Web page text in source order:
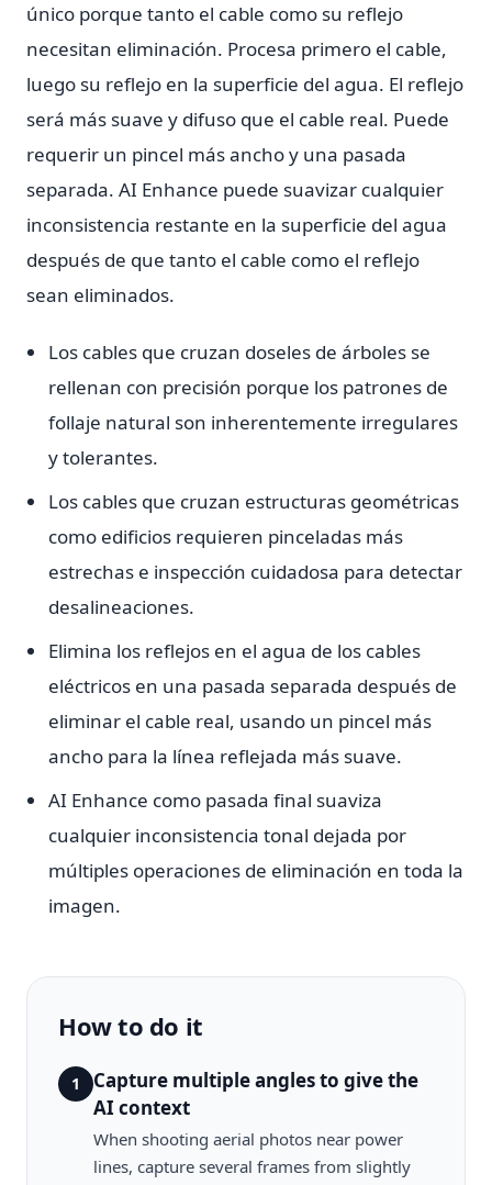
único porque tanto el cable como su reflejo
necesitan eliminación. Procesa primero el cable,
luego su reflejo en la superficie del agua. El reflejo
será más suave y difuso que el cable real. Puede
requerir un pincel más ancho y una pasada
separada. AI Enhance puede suavizar cualquier
inconsistencia restante en la superficie del agua
después de que tanto el cable como el reflejo
sean eliminados.
Los cables que cruzan doseles de árboles se
rellenan con precisión porque los patrones de
follaje natural son inherentemente irregulares
y tolerantes.
Los cables que cruzan estructuras geométricas
como edificios requieren pinceladas más
estrechas e inspección cuidadosa para detectar
desalineaciones.
Elimina los reflejos en el agua de los cables
eléctricos en una pasada separada después de
eliminar el cable real, usando un pincel más
ancho para la línea reflejada más suave.
AI Enhance como pasada final suaviza
cualquier inconsistencia tonal dejada por
múltiples operaciones de eliminación en toda la
imagen.
How to do it
1
Capture multiple angles to give the
AI context
When shooting aerial photos near power
lines, capture several frames from slightly